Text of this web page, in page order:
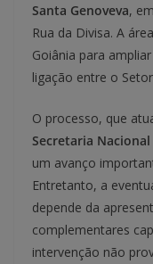
Santa Genoveva,
Rua da Divisa. A
Goiânia para
ligação entre o
O processo, que
Secretaria Nacional
um avanço
Entretanto, a
depende da
complementares
intervenção não